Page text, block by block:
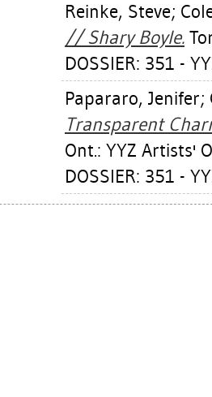
Reinke, Steve;
// Shary Boyle.
DOSSIER: 351 -
Papararo, Jenifer;
Transparent
Ont.: YYZ Artists'
DOSSIER: 351 -